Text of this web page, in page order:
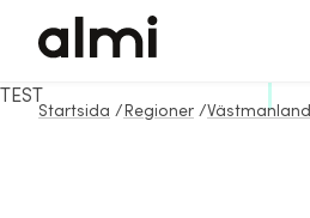
Startsida / Regioner /Västmanland
TEST